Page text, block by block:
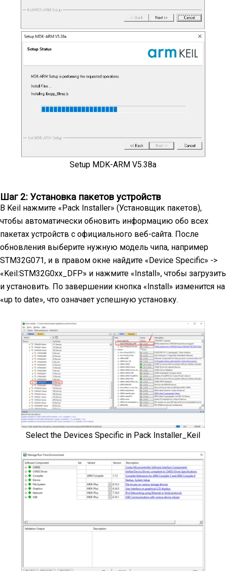
Setup MDK-ARM V5.38a
Шаг 2: Установка пакетов устройств
В Keil нажмите «Pack Installer» (Установщик пакетов),
чтобы автоматически обновить информацию обо всех
пакетах устройств с официального веб-сайта. После
обновления выберите нужную модель чипа, например
STM32G071, и в правом окне найдите «Device Specific» ->
«Keil:STM32G0xx_DFP» и нажмите «Install», чтобы загрузить
и установить. По завершении кнопка «Install» изменится на
«up to date», что означает успешную установку.
Select the Devices Specific in Pack Installer_Keil